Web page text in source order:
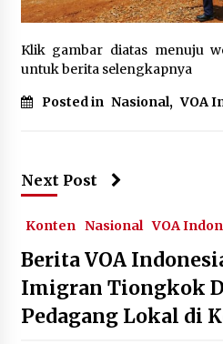
November 9,
Negara
Bagaimana
Dilema Politik
Palestina di
May 7, 2024
Satuan Gizi
Kawatu : FDWTK
Klik gambar diatas menuju
untuk berita selengkapnya
Posted in Nasional, VOA
Next Post
Konten Nasional VOA
Berita VOA
Imigran Tiongkok
Pedagang Lokal di